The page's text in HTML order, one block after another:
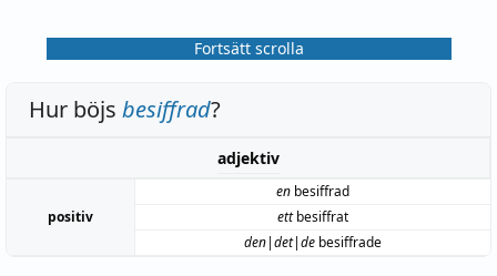
Fortsätt scrolla
Hur böjs besiffrad?
adjektiv
positiv
en besiffrad
ettbesiffrat
den|det|de besiffrade